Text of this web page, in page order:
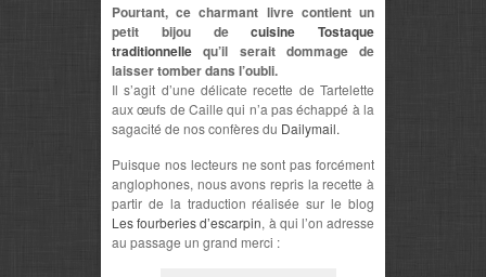
Pourtant, ce charmant livre contient un
petit bijou decuisine Tostaque
traditionnelle qu’il serait dommage de
laisser tomber dans l’oubli.
Il s’agit d’une délicate recette de Tartelette
aux œufs de Caille qui n’a pas échappé à la
sagacité de nos confères du Dailymail.
Puisque nos lecteurs ne sont pas forcément
anglophones, nous avons repris la recette à
partir de la traduction réalisée sur le blog
Les fourberies d’escarpin, à qui l’on adresse
au passage un grand merci :